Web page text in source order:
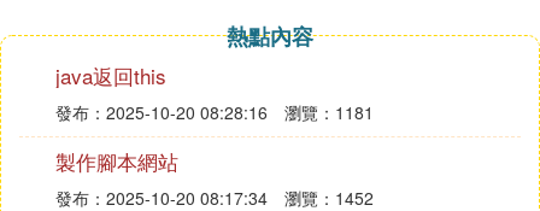
熱點內容
java返回this
發布：2025-10-20 08:28:16 瀏覽：1181
製作腳本網站
發布：2025-10-20 08:17:34 瀏覽：1452